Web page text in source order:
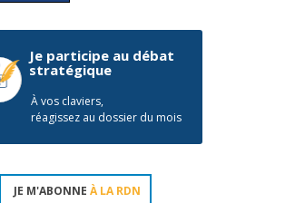
Je participe au débat
stratégique
À vos claviers,
réagissez au dossier du mois
JE M'ABONNE À LA RDN